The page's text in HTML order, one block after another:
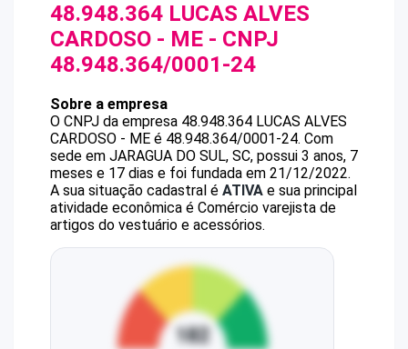
48.948.364 LUCAS ALVES
CARDOSO - ME - CNPJ
48.948.364/0001-24
Sobre a empresa
O CNPJ da empresa 48.948.364 LUCAS ALVES
CARDOSO - ME é 48.948.364/0001-24. Com
sede em JARAGUA DO SUL, SC, possui 3 anos, 7
meses e 17 dias e foi fundada em 21/12/2022.
A sua situação cadastral é ATIVA e sua principal
atividade econômica é Comércio varejista de
artigos do vestuário e acessórios.